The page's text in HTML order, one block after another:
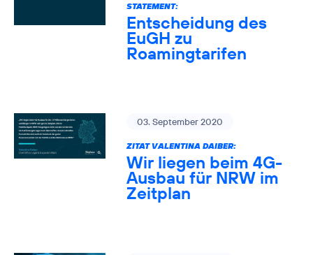
STATEMENT:
Entscheidung des
EuGH zu
Roamingtarifen
03. September 2020
ZITAT VALENTINA DAIBER:
Wir liegen beim 4G-
Ausbau für NRW im
Zeitplan